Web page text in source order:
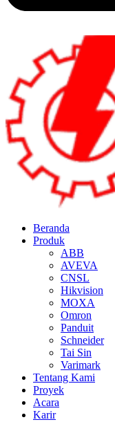
Beranda
Produk
ABB
AVEVA
CNSL
Hikvision
MOXA
Omron
Panduit
Schneider
Tai Sin
Varimark
Tentang Kami
Proyek
Acara
Karir